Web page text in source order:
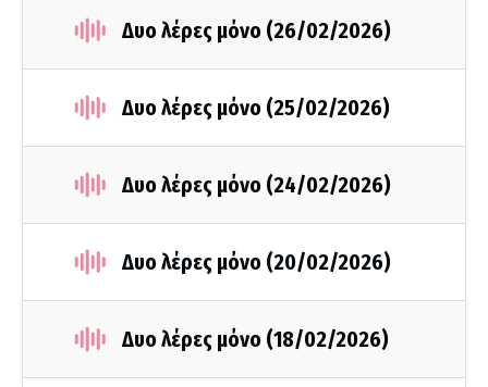
Δυο λέρες μόνο (26/02/2026)
Δυο λέρες μόνο (25/02/2026)
Δυο λέρες μόνο (24/02/2026)
Δυο λέρες μόνο (20/02/2026)
Δυο λέρες μόνο (18/02/2026)